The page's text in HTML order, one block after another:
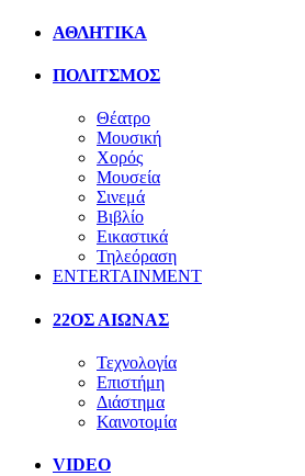
ΑΘΛΗΤΙΚΑ
ΠΟΛΙΤΣΜΟΣ
Θέατρο
Μουσική
Χορός
Μουσεία
Σινεμά
Βιβλίο
Εικαστικά
Τηλεόραση
ENTERTAINMENT
22ΟΣ ΑΙΩΝΑΣ
Τεχνολογία
Επιστήμη
Διάστημα
Καινοτομία
VIDEO